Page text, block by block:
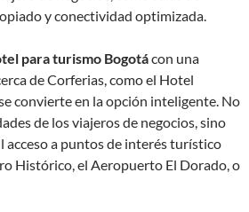
y conectividad optimizada.
para turismo Bogotácon una
de Corferias, como el Hotel
convierte en la opción inteligente. No
de los viajeros de negocios, sino
acceso a puntos de interés turístico
Histórico, el Aeropuerto El Dorado, o